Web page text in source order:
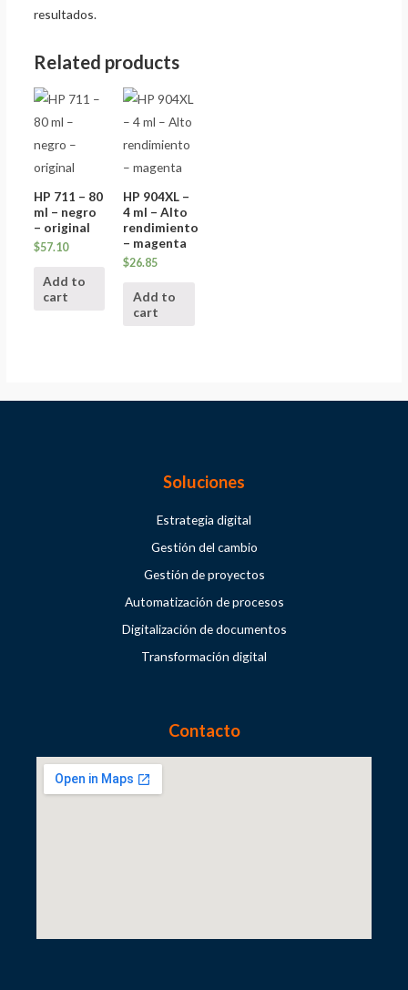
resultados.
Related products
HP 711 – 80
ml – negro
– original
$57.10
Add to
cart
HP 904XL –
4 ml – Alto
rendimiento
– magenta
$26.85
Add to
cart
Soluciones
Estrategia digital
Gestión del cambio
Gestión de proyectos
Automatización de procesos
Digitalización de documentos
Transformación digital
Contacto